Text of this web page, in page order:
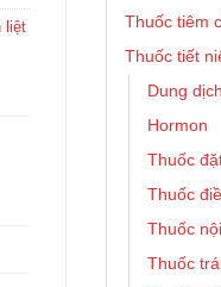
Thuốc tiêm
Thuốc tiết
Dung
Hormon
Thuốc
Thuốc
Thuốc
Thuốc
liệt